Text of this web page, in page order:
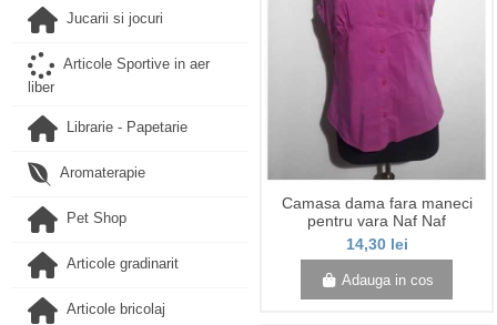
Camasa dama fara maneci
pentru vara Naf Naf
14,30 lei
Adauga in cos
Jucarii si jocuri
Articole Sportive in aer
liber
Librarie - Papetarie
Aromaterapie
Pet Shop
Articole gradinarit
Articole bricolaj